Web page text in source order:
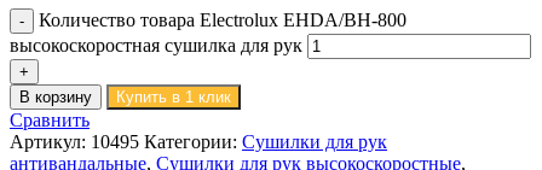
Количество товара Electrolux EHDA/BH-800
высокоскоростная сушилка для рук
В корзину Купить в 1 клик
Сравнить
Артикул: 10495 Категории: Сушилки для рук
антивандальные, Сушилки для рук высокоскоростные,